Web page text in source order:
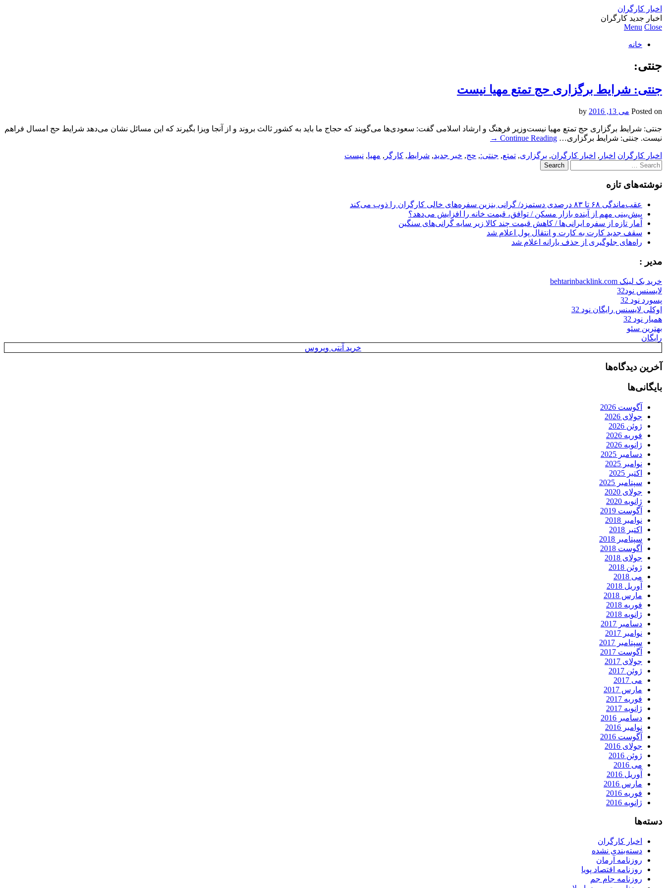
اخبار کارگران
اخبار جدید کارگران
Menu Close
خانه
جنتی:
جنتی: شرایط برگزاری حج تمتع مهیا نیست
Posted on می 13, 2016
جنتی: شرایط برگزاری حج تمتع مهیا نیست‌وزیر فرهنگ و ارشاد اسلامی گفت: سعودی‌ها می‌گویند که حجاج ما باید به کشور ثالث بروند و از آنجا ویزا بگیرند که این مسائل نشان می‌دهد شرایط حج امسال فراهم
نیست. جنتی: شرایط برگزاری… Continue Reading
→
اخبار کارگران اخبار , اخبار کارگران, برگزاری, تمتع, جنتی:, حج, خبر جدید, شرایط, کارگر , مهیا, نیست
Search
for:
نوشته‌های تازه
عقب‌ماندگی ۶۸ تا ۸۳ درصدی دستمزد/ گرانی بنزین سفره‌های خالی کارگران را ذوب می‌کند
پیش‌بینی مهم از آینده بازار مسکن / توافق، قیمت خانه را افزایش می‌دهد؟
آمار تازه از سفره ایرانی‌ها / کاهش قیمت چند کالا زیر سایه گرانی‌های سنگین
سقف جدید کارت به کارت و انتقال پول اعلام شد
راه‌های جلوگیری از حذف یارانه اعلام شد
مدیر :
خرید بک لینک behtarinbacklink.com
لایسنس نود32
پسورد نود 32
اوکلی لایسنس رایگان نود 32
همیار نود 32
بهترین سئو
رایگان
خرید آنتی ویروس
آخرین دیدگاه‌ها
بایگانی‌ها
آگوست 2026
جولای 2026
ژوئن 2026
فوریه 2026
ژانویه 2026
دسامبر 2025
نوامبر 2025
اکتبر 2025
سپتامبر 2025
جولای 2020
ژانویه 2020
آگوست 2019
نوامبر 2018
اکتبر 2018
سپتامبر 2018
آگوست 2018
جولای 2018
ژوئن 2018
می 2018
آوریل 2018
مارس 2018
فوریه 2018
ژانویه 2018
دسامبر 2017
نوامبر 2017
سپتامبر 2017
آگوست 2017
جولای 2017
ژوئن 2017
می 2017
مارس 2017
فوریه 2017
ژانویه 2017
دسامبر 2016
نوامبر 2016
آگوست 2016
جولای 2016
ژوئن 2016
می 2016
آوریل 2016
مارس 2016
فوریه 2016
ژانویه 2016
دسته‌ها
اخبار کارگران
دسته‌بندی نشده
روزنامه آرمان
روزنامه اقتصاد پویا
روزنامه جام جم